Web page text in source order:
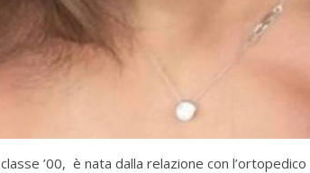
classe ’00, è nata dalla relazione con l’ortopedico